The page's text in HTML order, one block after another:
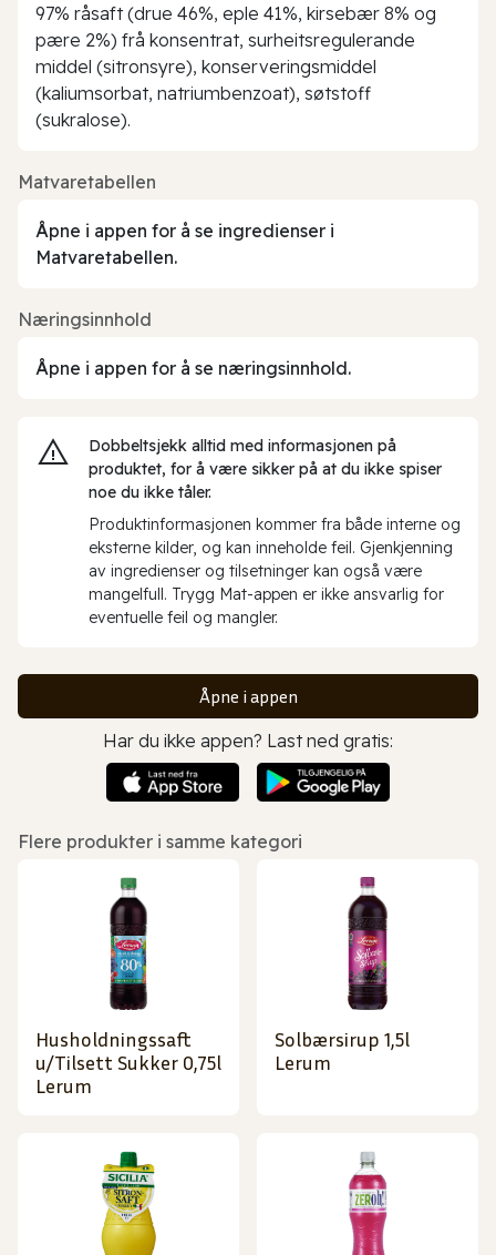
97% råsaft (drue 46%, eple 41%, kirsebær 8% og
pære 2%) frå konsentrat, surheitsregulerande
middel (sitronsyre), konserveringsmiddel
(kaliumsorbat, natriumbenzoat), søtstoff
(sukralose).
Matvaretabellen
Åpne i appen for å se ingredienser i
Matvaretabellen.
Næringsinnhold
Åpne i appen for å se næringsinnhold.
Dobbeltsjekk alltid med informasjonen på
produktet, for å være sikker på at du ikke spiser
noe du ikke tåler.
Produktinformasjonen kommer fra både interne og
eksterne kilder, og kan inneholde feil. Gjenkjenning
av ingredienser og tilsetninger kan også være
mangelfull. Trygg Mat-appen er ikke ansvarlig for
eventuelle feil og mangler.
Åpne i appen
Har du ikke appen? Last ned gratis:
Flere produkter i samme kategori
Husholdningssaft
u/Tilsett Sukker 0,75l
Lerum
Solbærsirup 1,5l
Lerum